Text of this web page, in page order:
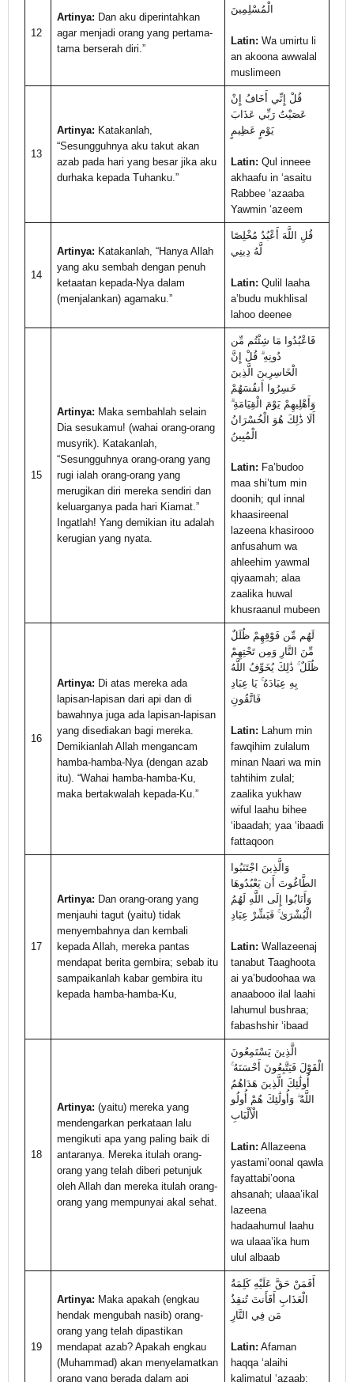
12
Artinya: Dan aku diperintahkan
agar menjadi orang yang pertama-
tama berserah diri.”
الْمُسْلِمِينَ
Latin: Wa umirtu li
an akoona awwalal
muslimeen
13
Artinya: Katakanlah,
“Sesungguhnya aku takut akan
azab pada hari yang besar jika aku
durhaka kepada Tuhanku.”
قُلْ إِنِّي أَخَافُ إِنْ
عَصَيْتُ رَبِّي عَذَابَ
يَوْمٍ عَظِيمٍ
Latin: Qul inneee
akhaafu in ‘asaitu
Rabbee ‘azaaba
Yawmin ‘azeem
14
Artinya: Katakanlah, “Hanya Allah
yang aku sembah dengan penuh
ketaatan kepada-Nya dalam
(menjalankan) agamaku.”
قُلِ اللَّهَ أَعْبُدُ مُخْلِصًا
لَّهُ دِينِي
Latin: Qulil laaha
a’budu mukhlisal
lahoo deenee
15
Artinya: Maka sembahlah selain
Dia sesukamu! (wahai orang-orang
musyrik). Katakanlah,
“Sesungguhnya orang-orang yang
rugi ialah orang-orang yang
merugikan diri mereka sendiri dan
keluarganya pada hari Kiamat.”
Ingatlah! Yang demikian itu adalah
kerugian yang nyata.
فَاعْبُدُوا مَا شِئْتُم مِّن
دُونِهِ ۗ قُلْ إِنَّ
الْخَاسِرِينَ الَّذِينَ
خَسِرُوا أَنفُسَهُمْ
وَأَهْلِيهِمْ يَوْمَ الْقِيَامَةِ ۗ
أَلَا ذَٰلِكَ هُوَ الْخُسْرَانُ
الْمُبِينُ
Latin: Fa’budoo
maa shi’tum min
doonih; qul innal
khaasireenal
lazeena khasirooo
anfusahum wa
ahleehim yawmal
qiyaamah; alaa
zaalika huwal
khusraanul mubeen
16
Artinya: Di atas mereka ada
lapisan-lapisan dari api dan di
bawahnya juga ada lapisan-lapisan
yang disediakan bagi mereka.
Demikianlah Allah mengancam
hamba-hamba-Nya (dengan azab
itu). “Wahai hamba-hamba-Ku,
maka bertakwalah kepada-Ku.”
لَهُم مِّن فَوْقِهِمْ ظُلَلٌ
مِّنَ النَّارِ وَمِن تَحْتِهِمْ
ظُلَلٌ ۚ ذَٰلِكَ يُخَوِّفُ اللَّهُ
بِهِ عِبَادَهُ ۚ يَا عِبَادِ
فَاتَّقُونِ
Latin: Lahum min
fawqihim zulalum
minan Naari wa min
tahtihim zulal;
zaalika yukhaw
wiful laahu bihee
‘ibaadah; yaa ‘ibaadi
fattaqoon
17
Artinya: Dan orang-orang yang
menjauhi tagut (yaitu) tidak
menyembahnya dan kembali
kepada Allah, mereka pantas
mendapat berita gembira; sebab itu
sampaikanlah kabar gembira itu
kepada hamba-hamba-Ku,
وَالَّذِينَ اجْتَنَبُوا
الطَّاغُوتَ أَن يَعْبُدُوهَا
وَأَنَابُوا إِلَى اللَّهِ لَهُمُ
الْبُشْرَىٰ ۚ فَبَشِّرْ عِبَادِ
Latin: Wallazeenaj
tanabut Taaghoota
ai ya’budoohaa wa
anaabooo ilal laahi
lahumul bushraa;
fabashshir ‘ibaad
18
Artinya: (yaitu) mereka yang
mendengarkan perkataan lalu
mengikuti apa yang paling baik di
antaranya. Mereka itulah orang-
orang yang telah diberi petunjuk
oleh Allah dan mereka itulah orang-
orang yang mempunyai akal sehat.
الَّذِينَ يَسْتَمِعُونَ
الْقَوْلَ فَيَتَّبِعُونَ أَحْسَنَهُ ۚ
أُولَٰئِكَ الَّذِينَ هَدَاهُمُ
اللَّهُ ۖ وَأُولَٰئِكَ هُمْ أُولُو
الْأَلْبَابِ
Latin: Allazeena
yastami’oonal qawla
fayattabi’oona
ahsanah; ulaaa’ikal
lazeena
hadaahumul laahu
wa ulaaa’ika hum
ulul albaab
19
Artinya: Maka apakah (engkau
hendak mengubah nasib) orang-
orang yang telah dipastikan
mendapat azab? Apakah engkau
(Muhammad) akan menyelamatkan
orang yang berada dalam api
أَفَمَنْ حَقَّ عَلَيْهِ كَلِمَةُ
الْعَذَابِ أَفَأَنتَ تُنقِذُ
مَن فِي النَّارِ
Latin: Afaman
haqqa ‘alaihi
kalimatul ‘azaab;